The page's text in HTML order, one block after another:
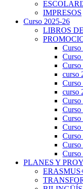
IMPRESOS
Curso 2025-26
LIBROS
Curso
Curso
Curso
curso
Curso
curso
Curso
Curso
Curso
Curso
Curso
Curso
Curso
PLANES Y